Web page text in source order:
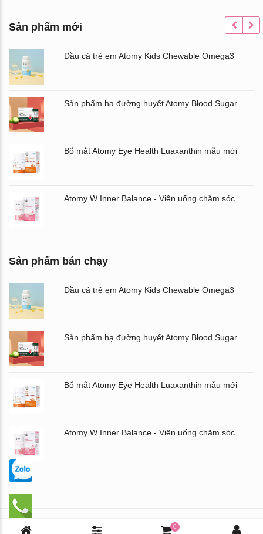
Sản phẩm mới
Dầu cá trẻ em Atomy Kids Chewable Omega3
Sản phẩm hạ đường huyết Atomy Blood Sugar Cut Bitter Melon chiết xuất mướp đắng hộp 60 gói
Bổ mắt Atomy Eye Health Luaxanthin mẫu mới
Sản phẩm bán chạy
Dầu cá trẻ em Atomy Kids Chewable Omega3
Sản phẩm hạ đường huyết Atomy Blood Sugar Cut Bitter Melon chiết xuất mướp đắng hộp 60 gói
Bổ mắt Atomy Eye Health Luaxanthin mẫu mới
Chịu trách nhiệm nội dung: Mai Thị Thu Hưng - ĐT: 0971.435.586
0